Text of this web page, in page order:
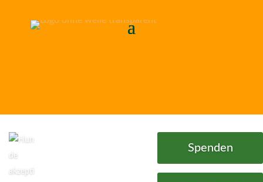
Spenden